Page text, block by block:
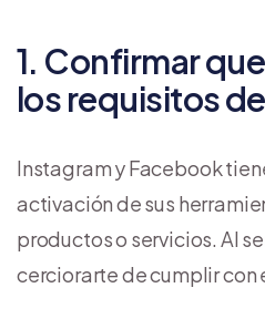
1. Confirmar
los requisitos
Instagram y Facebook
activación de sus
productos o servicios. Al
cerciorarte de cumplir con